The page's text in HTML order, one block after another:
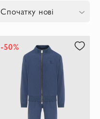
Спочатку нові
-50%